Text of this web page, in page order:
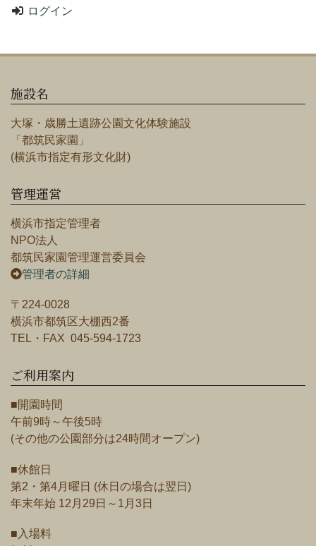
ログイン
施設名
大塚・歳勝土遺跡公園文化体験施設
「都筑民家園」
(横浜市指定有形文化財)
管理運営
横浜市指定管理者
NPO法人
都筑民家園管理運営委員会
管理者の詳細
〒224-0028
横浜市都筑区大棚西2番
TEL・FAX 045-594-1723
ご利用案内
■開園時間
午前9時～午後5時
(その他の公園部分は24時間オープン)
■休館日
第2・第4月曜日 (休日の場合は翌日)
年末年始 12月29日～1月3日
■入場料